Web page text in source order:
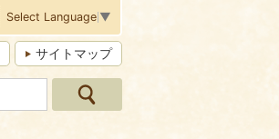
Select Language ▼
サイトマップ